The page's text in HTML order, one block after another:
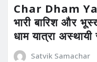
Char Dham
भारी बारिश और
धाम यात्रा
Satvik Samachar